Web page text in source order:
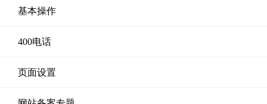
基本操作
400电话
页面设置